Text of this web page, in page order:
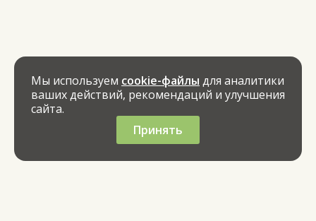
Мы используем cookie-файлы для аналитики
ваших действий, рекомендаций и улучшения
сайта.
Принять